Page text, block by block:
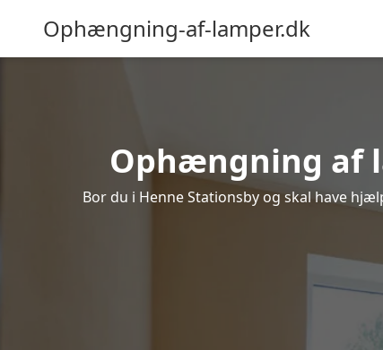
Ophængning-af-lamper.dk
Ophængning af
Bor du i Henne Stationsby og skal have